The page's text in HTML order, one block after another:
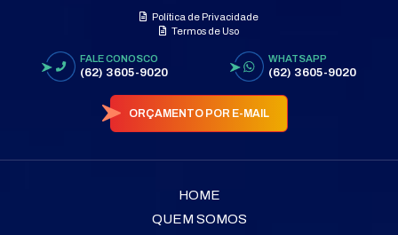
Política de Privacidade
Termos de Uso
FALE CONOSCO
(62) 3605-9020
WHATSAPP
(62) 3605-9020
ORÇAMENTO POR E-MAIL
HOME
QUEM SOMOS